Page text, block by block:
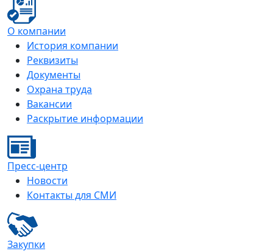
О компании
История компании
Реквизиты
Документы
Охрана труда
Вакансии
Раскрытие информации
Пресс-центр
Новости
Контакты для СМИ
Закупки